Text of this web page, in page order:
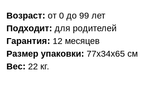
Возраст: от 0 до 99 лет
Подходит: для родителей
Гарантия: 12 месяцев
Размер упаковки: 77х34х65 см
Вес: 22 кг.